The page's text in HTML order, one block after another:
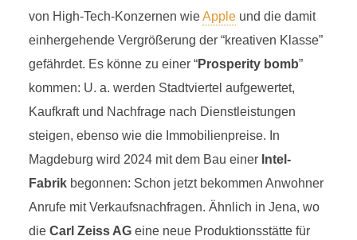
von High-Tech-Konzernen wieAppleund die damit
einhergehende Vergrößerung der “kreativen Klasse”
gefährdet. Es könne zu einer “Prosperity bomb”
kommen: U. a. werden Stadtviertel aufgewertet,
Kaufkraft und Nachfrage nach Dienstleistungen
steigen, ebenso wie die Immobilienpreise. In
Magdeburg wird 2024 mit dem Bau einer Intel-
Fabrikbegonnen: Schon jetzt bekommen Anwohner
Anrufe mit Verkaufsnachfragen. Ähnlich in Jena, wo
die Carl Zeiss AGeine neue Produktionsstätte für